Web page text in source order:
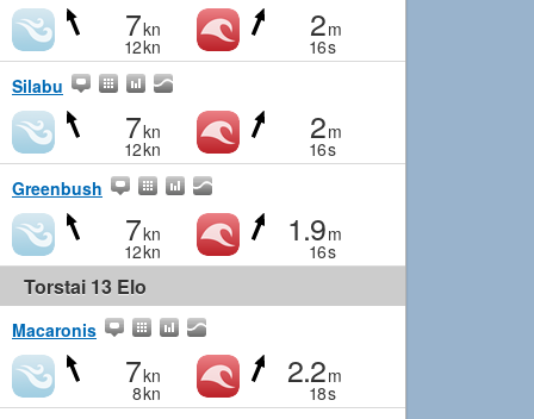
7kn
12kn
2m
16s
Silabu
7kn
12kn
2m
16s
Greenbush
7kn
12kn
1.9m
16s
Torstai 13 Elo
Macaronis
7kn
8kn
2.2m
18s